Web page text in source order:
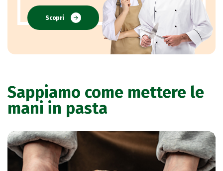
Scopri
Sappiamo come mettere le
mani in pasta